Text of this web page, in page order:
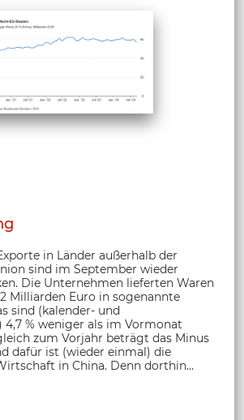
in Länder außerhalb der
sind im September wieder
Die Unternehmen lieferten Waren
Milliarden Euro in sogenannte
sind (kalender- und
4,7 % weniger als im Vormonat
zum Vorjahr beträgt das Minus
dafür ist (wieder einmal) die
in China. Denn dorthin...